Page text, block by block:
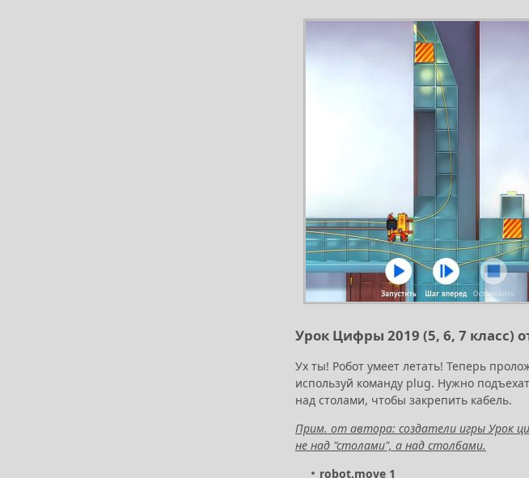
Урок Цифры 2019 (5, 6, 7 класс)
Ух ты! Робот умеет летать! Теперь
используй команду plug. Нужно
над столами, чтобы закрепить кабель.
Прим. от автора: создатели игры Урок
не над "столами", а над столбами.
robot.move 1